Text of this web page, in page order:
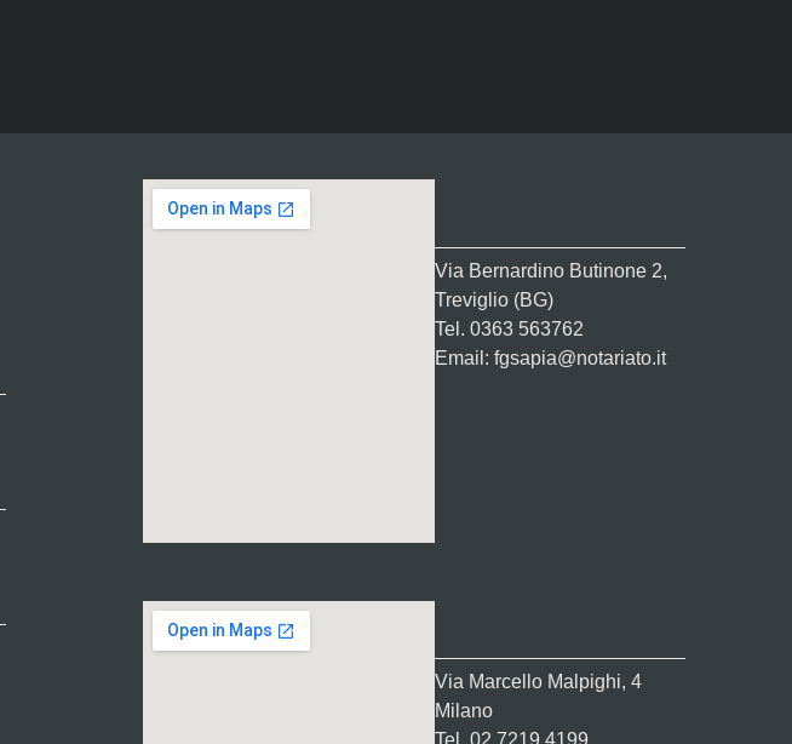
Via Bernardino Butinone 2,
Treviglio (BG)
Tel. 0363 563762
Email: fgsapia@notariato.it
Via Marcello Malpighi, 4
Milano
Tel. 02 7219 4199